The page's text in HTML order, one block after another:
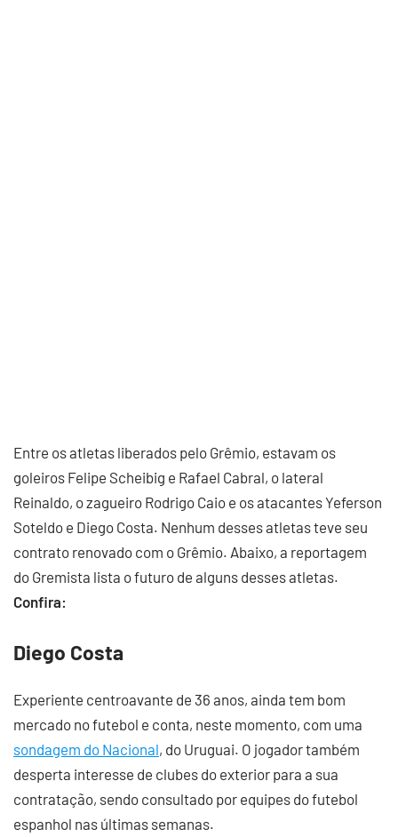
Entre os atletas liberados pelo Grêmio, estavam os
goleiros Felipe Scheibig e Rafael Cabral, o lateral
Reinaldo, o zagueiro Rodrigo Caio e os atacantes Yeferson
Soteldo e Diego Costa. Nenhum desses atletas teve seu
contrato renovado com o Grêmio. Abaixo, a reportagem
do Gremista lista o futuro de alguns desses atletas.
Confira:
Diego Costa
Experiente centroavante de 36 anos, ainda tem bom
mercado no futebol e conta, neste momento, com uma
sondagem do Nacional, do Uruguai. O jogador também
desperta interesse de clubes do exterior para a sua
contratação, sendo consultado por equipes do futebol
espanhol nas últimas semanas.